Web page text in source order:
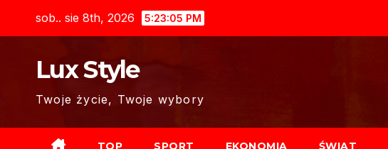
sob.. sie 8th, 2026 5:23:07 PM
Lux Style
Twoje życie, Twoje wybory
TOP SPORT EKONOMIA ŚWIAT